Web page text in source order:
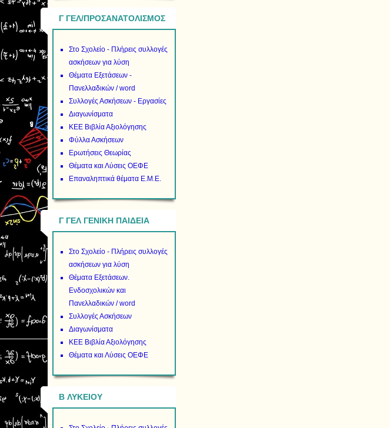
Γ ΓΕΛ/ΠΡΟΣΑΝΑΤΟΛΙΣΜΟΣ
Στο Σχολείο - Πλήρεις συλλογές
ασκήσεων για λύση
Θέματα Εξετάσεων -
Πανελλαδικών / word
Συλλογές Ασκήσεων - Εργασίες
Διαγωνίσματα
ΚΕΕ Βιβλία Αξιολόγησης
Φύλλα Ασκήσεων
Ερωτήσεις Θεωρίας
Θέματα και Λύσεις ΟΕΦΕ
Επαναληπτικά θέματα Ε.Μ.Ε.
Γ ΓΕΛ ΓΕΝΙΚΗ ΠΑΙΔΕΙΑ
Στο Σχολείο - Πλήρεις συλλογές
ασκήσεων για λύση
Θέματα Εξετάσεων.
Ενδοσχολικών και
Πανελλαδικών / word
Συλλογές Ασκήσεων
Διαγωνίσματα
ΚΕΕ Βιβλία Αξιολόγησης
Θέματα και Λύσεις ΟΕΦΕ
B ΛΥΚΕΙΟΥ